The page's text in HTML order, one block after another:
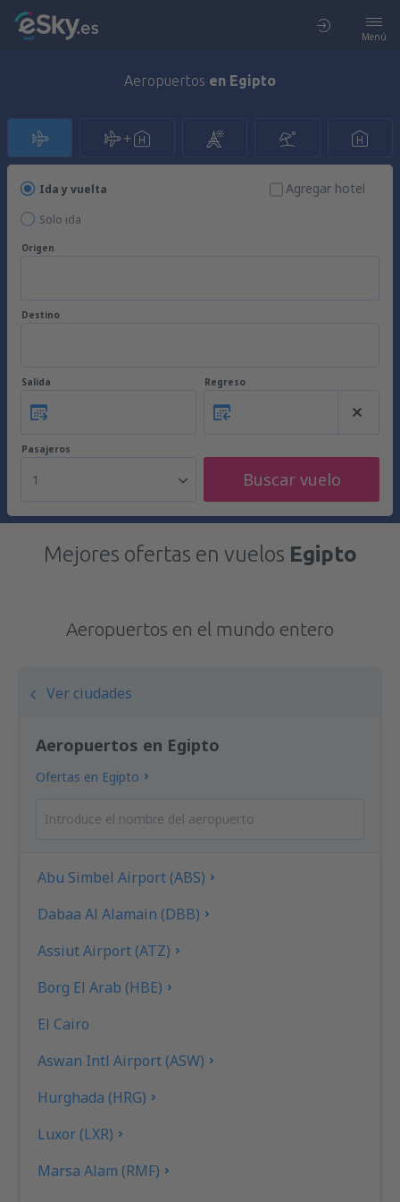
Menú
Aeropuertos en Egipto
Ida y vuelta
Solo ida
Agregar hotel
Origen
Destino
Salida Regreso
Pasajeros
1 Buscar vuelo
Mejores ofertas en vuelos Egipto
Aeropuertos en el mundo entero
Ver ciudades
Aeropuertos en Egipto
Ofertas en Egipto
Abu Simbel Airport (ABS)
Dabaa Al Alamain (DBB)
Assiut Airport (ATZ)
Borg El Arab (HBE)
El Cairo
Aswan Intl Airport (ASW)
Hurghada (HRG)
Luxor (LXR)
Marsa Alam (RMF)